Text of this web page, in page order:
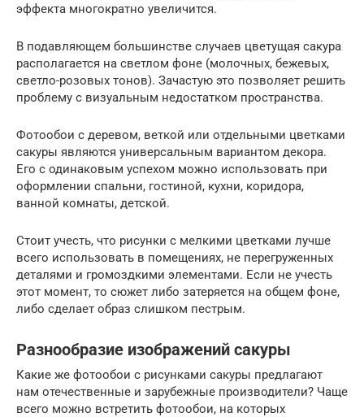
эффекта многократно увеличится.
В подавляющем большинстве случаев цветущая сакура
располагается на светлом фоне (молочных, бежевых,
светло-розовых тонов). Зачастую это позволяет решить
проблему с визуальным недостатком пространства.
Фотообои с деревом, веткой или отдельными цветками
сакуры являются универсальным вариантом декора.
Его с одинаковым успехом можно использовать при
оформлении спальни, гостиной, кухни, коридора,
ванной комнаты, детской.
Стоит учесть, что рисунки с мелкими цветками лучше
всего использовать в помещениях, не перегруженных
деталями и громоздкими элементами. Если не учесть
этот момент, то сюжет либо затеряется на общем фоне,
либо сделает образ слишком пестрым.
Разнообразие изображений сакуры
Какие же фотообои с рисунками сакуры предлагают
нам отечественные и зарубежные производители? Чаще
всего можно встретить фотообои, на которых